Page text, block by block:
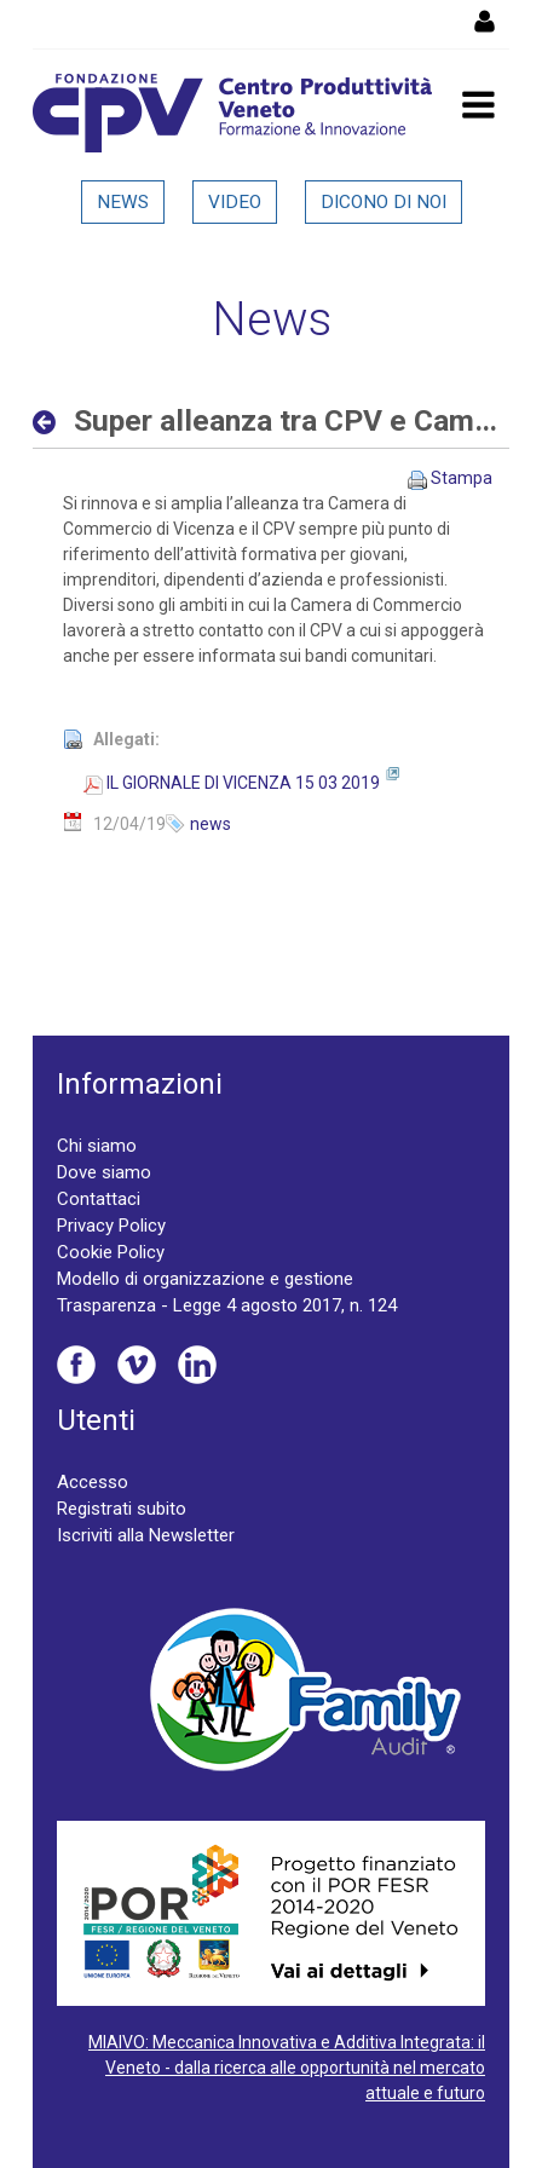
Super alleanza tra CPV e
Vicenza - Dettaglio in
NEWS VIDEO DICONO DI NOI
News
Super alleanza tra CPV e Camera di Commercio di Vicenza
Stampa
Si rinnova e si amplia l’alleanza tra Camera di
Commercio di Vicenza e il CPV sempre più punto di
riferimento dell’attività formativa per giovani,
imprenditori, dipendenti d’azienda e professionisti.
Diversi sono gli ambiti in cui la Camera di Commercio
lavorerà a stretto contatto con il CPV a cui si appoggerà
anche per essere informata sui bandi comunitari.
Allegati:
IL GIORNALE DI VICENZA 15 03 2019
12/04/19 news
Informazioni
Chi siamo
Dove siamo
Contattaci
Privacy Policy
Cookie Policy
Modello di organizzazione e gestione
Trasparenza - Legge 4 agosto 2017, n. 124
Utenti
Accesso
Registrati subito
Iscriviti alla Newsletter
MIAIVO: Meccanica Innovativa e Additiva Integrata: il
Veneto - dalla ricerca alle opportunità nel mercato
attuale e futuro